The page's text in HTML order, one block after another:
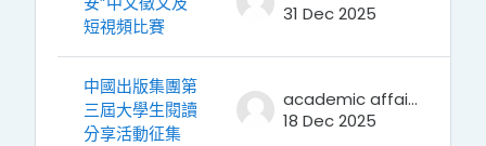
短視頻比賽
31 Dec 2025
中國出版集團第
三屆大學生閱讀
分享活動征集
academic affairs
18 Dec 2025